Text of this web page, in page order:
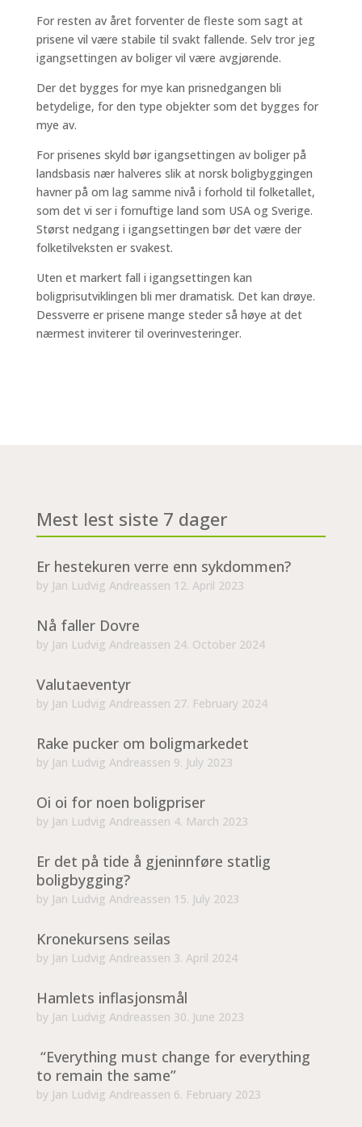
For resten av året forventer de fleste som sagt at
prisene vil være stabile til svakt fallende. Selv tror jeg
igangsettingen av boliger vil være avgjørende.
Der det bygges for mye kan prisnedgangen bli
betydelige, for den type objekter som det bygges for
mye av.
For prisenes skyld bør igangsettingen av boliger på
landsbasis nær halveres slik at norsk boligbyggingen
havner på om lag samme nivå i forhold til folketallet,
som det vi ser i fornuftige land som USA og Sverige.
Størst nedgang i igangsettingen bør det være der
folketilveksten er svakest.
Uten et markert fall i igangsettingen kan
boligprisutviklingen bli mer dramatisk. Det kan drøye.
Dessverre er prisene mange steder så høye at det
nærmest inviterer til overinvesteringer.
Mest lest siste 7 dager
Er hestekuren verre enn sykdommen?
by Jan Ludvig Andreassen 12. April 2023
Nå faller Dovre
by Jan Ludvig Andreassen 24. October 2024
Valutaeventyr
by Jan Ludvig Andreassen 27. February 2024
Rake pucker om boligmarkedet
by Jan Ludvig Andreassen 9. July 2023
Oi oi for noen boligpriser
by Jan Ludvig Andreassen 4. March 2023
Er det på tide å gjeninnføre statlig
boligbygging?
by Jan Ludvig Andreassen 15. July 2023
Kronekursens seilas
by Jan Ludvig Andreassen 3. April 2024
Hamlets inflasjonsmål
by Jan Ludvig Andreassen 30. June 2023
“Everything must change for everything
to remain the same”
by Jan Ludvig Andreassen 6. February 2023